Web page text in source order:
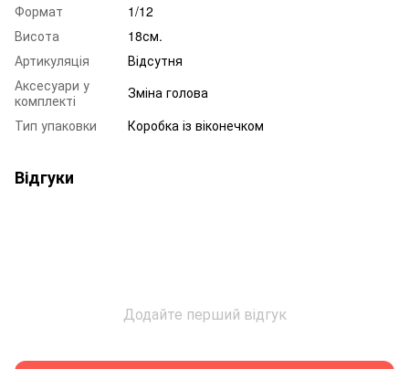
Формат
1/12
Висота
18см.
Артикуляція
Відсутня
Аксесуари у
комплекті
Зміна голова
Тип упаковки
Коробка із віконечком
Відгуки
Додайте перший відгук